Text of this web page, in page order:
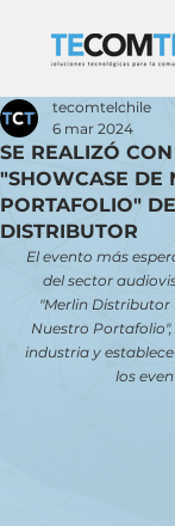
SE REALIZÓ
"SHOWCASE DE
PORTAFOLIO"
DISTRIBUTOR
tecomtelchile
6 mar 2024
El evento más
del sector
"Merlin Distributor
Nuestro
industria y
los